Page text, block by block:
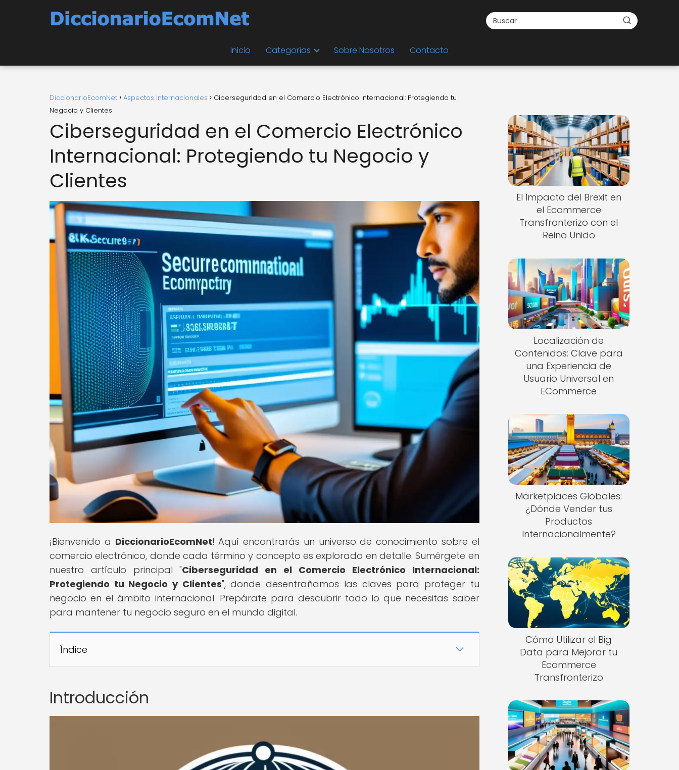
Inicio Categorías Sobre Nosotros Contacto
DiccionarioEcomNet Aspectos Internacionales
Ciberseguridad en el Comercio Electrónico Internacional: Protegiendo tu
Negocio y Clientes
Ciberseguridad en el Comercio Electrónico
Internacional: Protegiendo tu Negocio y
Clientes
¡Bienvenido a DiccionarioEcomNet! Aquí encontrarás un universo de conocimiento sobre el
comercio electrónico, donde cada término y concepto es explorado en detalle. Sumérgete en
nuestro artículo principal "Ciberseguridad en el Comercio Electrónico Internacional:
Protegiendo tu Negocio y Clientes", donde desentrañamos las claves para proteger tu
negocio en el ámbito internacional. Prepárate para descubrir todo lo que necesitas saber
para mantener tu negocio seguro en el mundo digital.
Índice
Introducción
El Impacto del Brexit en
el Ecommerce
Transfronterizo con el
Reino Unido
Localización de
Contenidos: Clave para
una Experiencia de
Usuario Universal en
ECommerce
Marketplaces Globales:
¿Dónde Vender tus
Productos
Internacionalmente?
Cómo Utilizar el Big
Data para Mejorar tu
Ecommerce
Transfronterizo